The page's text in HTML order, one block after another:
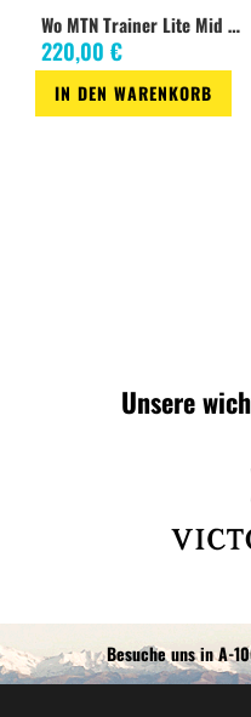
Wo MTN Trainer Lite Mid GTX premium navy/blue
220,00 €
IN DEN WARENKORB
Unsere
Besuche uns in A-